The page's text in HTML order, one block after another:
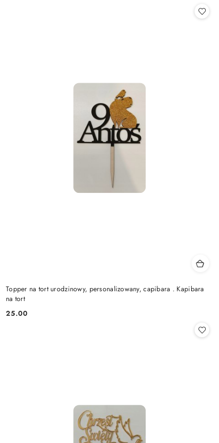
Topper na tort urodzinowy, personalizowany, capibara . Kapibara
na tort
Cena:
25.00